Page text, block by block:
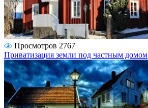
Просмотров 2767
Приватизация земли под частным домом